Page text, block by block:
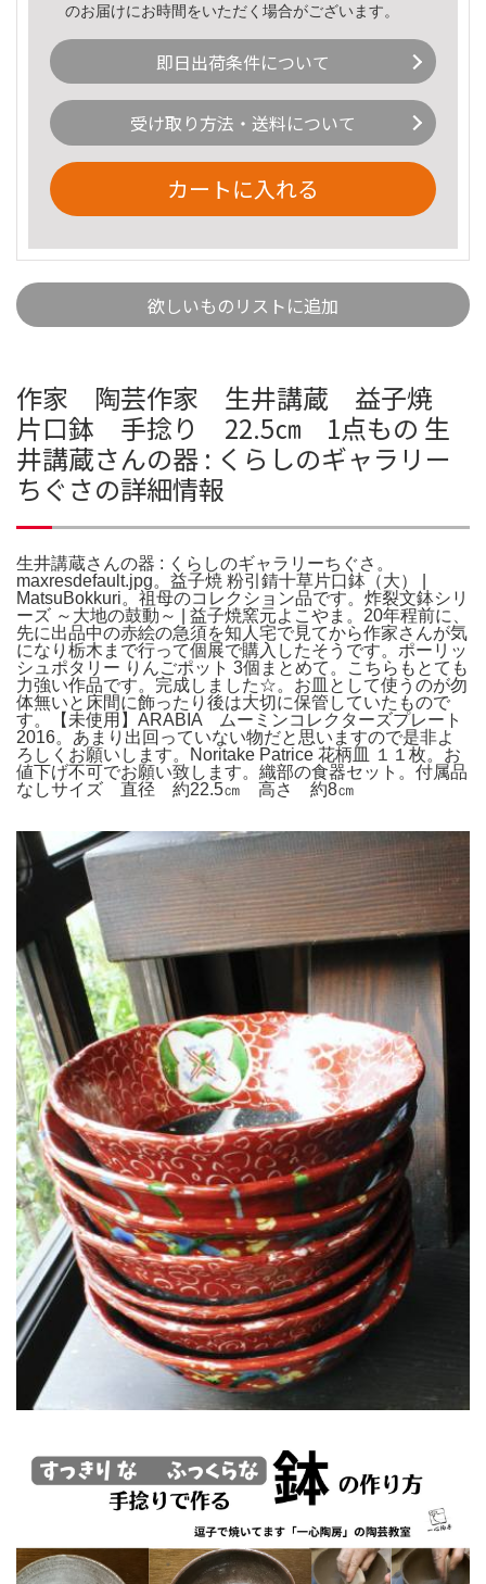
のお届けにお時間をいただく場合がございます。
即日出荷条件について
受け取り方法・送料について
カートに入れる
欲しいものリストに追加
作家 陶芸作家 生井講蔵 益子焼
片口鉢 手捻り 22.5㎝ 1点もの 生
井講蔵さんの器 : くらしのギャラリー
ちぐさの詳細情報
生井講蔵さんの器 : くらしのギャラリーちぐさ。
maxresdefault.jpg。益子焼 粉引錆十草片口鉢（大） |
MatsuBokkuri。祖母のコレクション品です。炸裂文鉢シリ
ーズ ～大地の鼓動～ | 益子焼窯元よこやま。20年程前に、
先に出品中の赤絵の急須を知人宅で見てから作家さんが気
になり栃木まで行って個展で購入したそうです。ポーリッ
シュポタリー りんごポット 3個まとめて。こちらもとても
力強い作品です。完成しました☆。お皿として使うのが勿
体無いと床間に飾ったり後は大切に保管していたもので
す。【未使用】ARABIA ムーミンコレクターズプレート
2016。あまり出回っていない物だと思いますので是非よ
ろしくお願いします。Noritake Patrice 花柄皿 １１枚。お
値下げ不可でお願い致します。織部の食器セット。付属品
なしサイズ 直径 約22.5㎝ 高さ 約8㎝